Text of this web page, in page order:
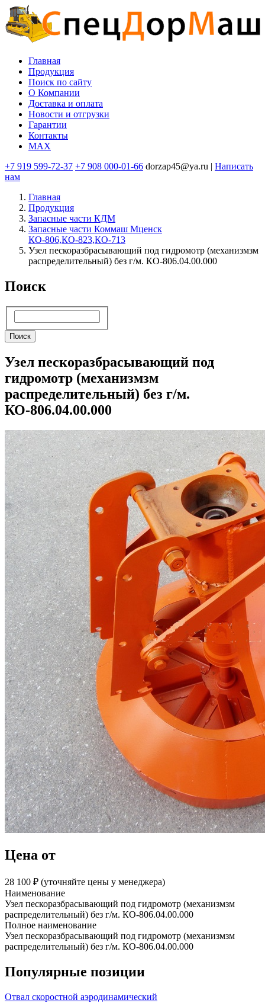
Перейти
к
основному
содержанию
Основная
навигация
Главная
Продукция
Поиск по сайту
O Компании
Доставка и оплата
Новости и отгрузки
Гарантии
Контакты
MAX
+7 919 599-72-37 +7 908 000-01-66 dorzap45@ya.ru | Написать
нам
Главная
Продукция
Запасные части КДМ
Запасные части Коммаш Мценск
КО-806,КО-823,КО-713
Узел пескоразбрасывающий под гидромотр (механизмзм
распределительный) без г/м. КО-806.04.00.000
Поиск
Поиск
Узел пескоразбрасывающий под
гидромотр (механизмзм
распределительный) без г/м.
КО-806.04.00.000
Цена от
28 100 ₽︁ (уточняйте цены у менеджера)
Наименование
Узел пескоразбрасывающий под гидромотр (механизмзм
распределительный) без г/м. КО-806.04.00.000
Полное наименование
Узел пескоразбрасывающий под гидромотр (механизмзм
распределительный) без г/м. КО-806.04.00.000
Популярные позиции
Отвал скоростной аэродинамический